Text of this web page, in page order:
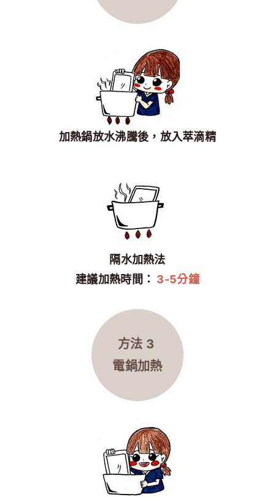
加熱鍋放水沸騰後，放入萃滴精
隔水加熱法
建議加熱時間： 3-5分鐘
方法 3
電鍋加熱